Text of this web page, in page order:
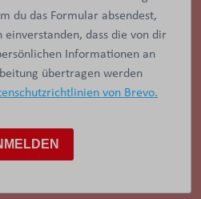
du das Formular absendest,
einverstanden, dass die von dir
Informationen an
übertragen werden
von Brevo.